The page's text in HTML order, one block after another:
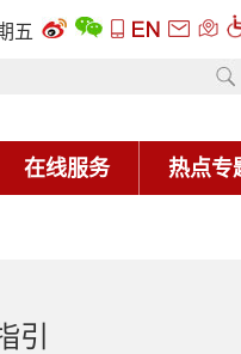
五
在线服务 热点专
引